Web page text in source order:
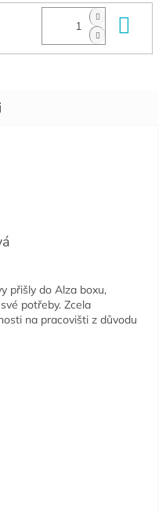
5 z 5 hvězdiček.
5 z 5 hvězdiček.
přišly do Alza boxu,
potřeby. Zcela
na pracovišti z důvodu
5 z 5 hvězdiček.
5 z 5 hvězdiček.